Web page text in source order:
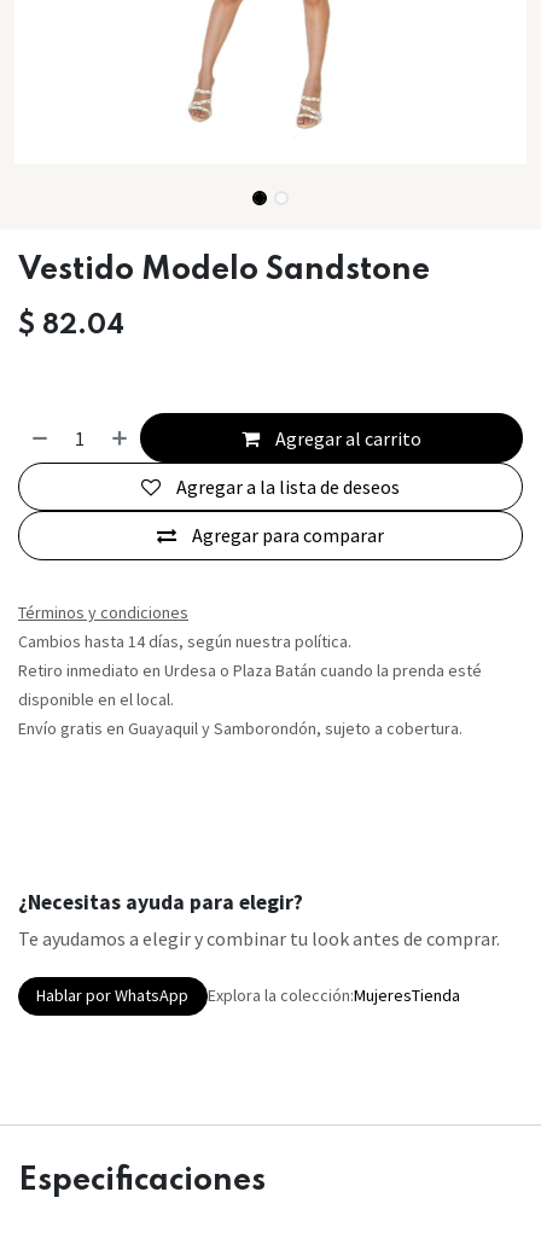
Vestido Modelo Sandstone
$ 82.04
Agregar al carrito
Agregar para comparar
Agregar a la lista de deseos
Términos y condiciones
Cambios hasta 14 días, según nuestra política.
Retiro inmediato en Urdesa o Plaza Batán cuando la prenda esté
disponible en el local.
Envío gratis en Guayaquil y Samborondón, sujeto a cobertura.
¿Necesitas ayuda para elegir?
Te ayudamos a elegir y combinar tu look antes de comprar.
Hablar por WhatsApp Explora la colección:MujeresTienda
Especificaciones